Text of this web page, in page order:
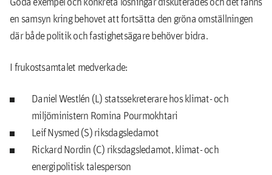
en samsyn kring behovet att fortsätta den gröna omställningen
där både politik och fastighetsägare behöver bidra.
I frukostsamtalet medverkade:
Daniel Westlén (L) statssekreterare hos klimat- och
miljöministern Romina Pourmokhtari
Leif Nysmed (S) riksdagsledamot
Rickard Nordin (C) riksdagsledamot, klimat- och
energipolitisk talesperson